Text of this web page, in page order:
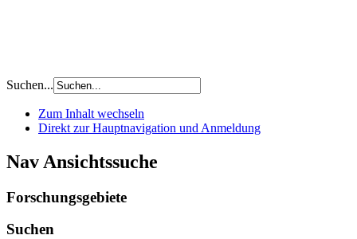
Suchen...
Zum Inhalt wechseln
Direkt zur Hauptnavigation und Anmeldung
Nav Ansichtssuche
Forschungsgebiete
Suchen